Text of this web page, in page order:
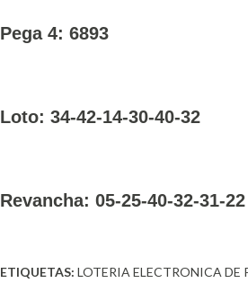
Pega 4: 6893
Loto: 34-42-14-30-40-32
Revancha: 05-25-40-32-31-22
ETIQUETAS: LOTERIA ELECTRONICA DE